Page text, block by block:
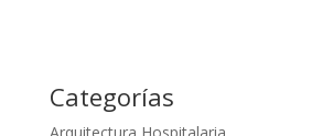
Categorías